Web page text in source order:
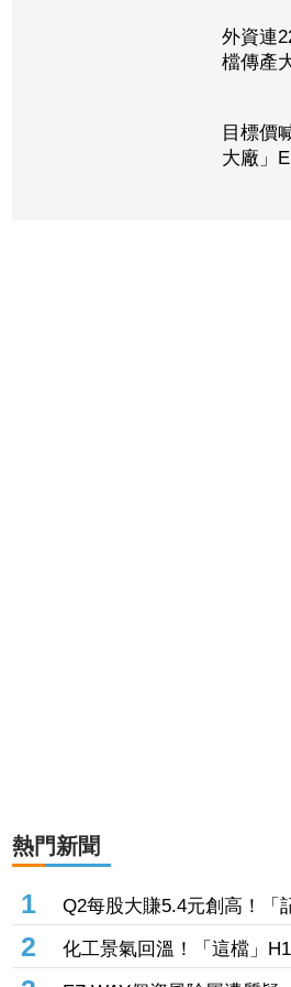
投資挹
外資連
檔傳產
新高
目標價
大廠
熱門新聞
1
Q2每股大賺5.4元創高！「
守住連5紅 自營商卻脫手
2 化工景氣回溫！「這檔」